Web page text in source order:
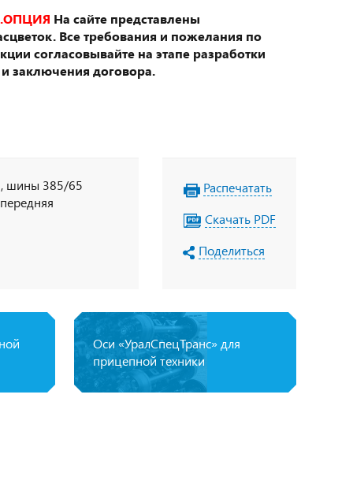
На сайте представлены
Все требования и пожелания по
согласовывайте на этапе разработки
заключения договора.
шины 385/65
Распечатать
Скачать PDF
Поделиться
Оси «УралСпецТранс» для
прицепной техники